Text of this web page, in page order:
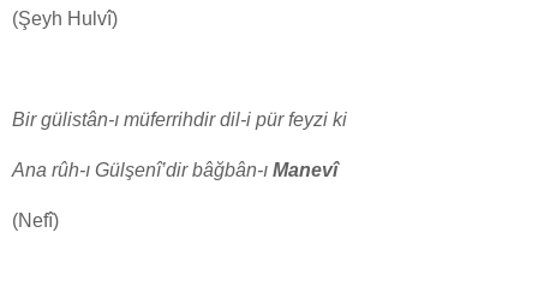
(Şeyh Hulvî)
Bir gülistân-ı müferrihdir dil-i pür feyzi ki
Ana rûh-ı Gülşenî’dir bâğbân-ı Manevî
(Nefî)